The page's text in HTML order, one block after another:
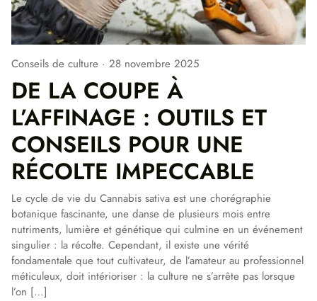
Conseils de culture 28 novembre 2025
DE LA COUPE À
L’AFFINAGE : OUTILS ET
CONSEILS POUR UNE
RÉCOLTE IMPECCABLE
Le cycle de vie du Cannabis sativa est une chorégraphie
botanique fascinante, une danse de plusieurs mois entre
nutriments, lumière et génétique qui culmine en un événement
singulier : la récolte. Cependant, il existe une vérité
fondamentale que tout cultivateur, de l’amateur au professionnel
méticuleux, doit intérioriser : la culture ne s’arrête pas lorsque
l’on […]